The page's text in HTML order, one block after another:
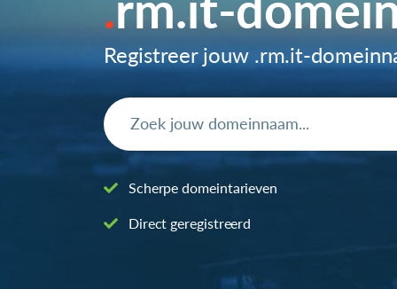
Registreer jouw .rm.it-
Scherpe domeintarieven
Direct geregistreerd